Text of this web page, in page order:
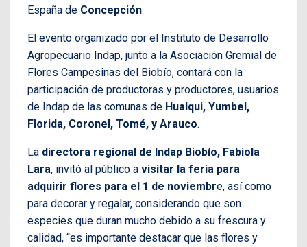
España de Concepción.
El evento organizado por el Instituto de Desarrollo
Agropecuario Indap, junto a la Asociación Gremial de
Flores Campesinas del Biobío, contará con la
participación de productoras y productores, usuarios
de Indap de las comunas de Hualqui, Yumbel,
Florida, Coronel, Tomé, y Arauco.
La directora regional de Indap Biobío, Fabiola
Lara, invitó al público a visitar la feria para
adquirir flores para el 1 de noviembre, así como
para decorar y regalar, considerando que son
especies que duran mucho debido a su frescura y
calidad, “es importante destacar que las flores y